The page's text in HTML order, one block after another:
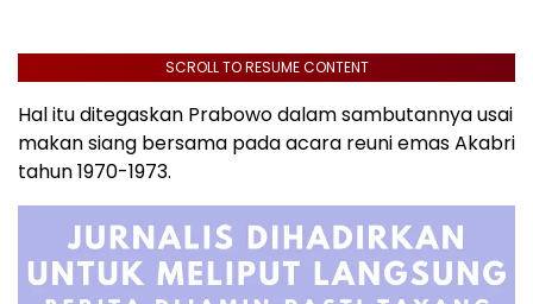
SCROLL TO RESUME CONTENT
Hal itu ditegaskan Prabowo dalam sambutannya usai
makan siang bersama pada acara reuni emas Akabri
tahun 1970-1973.